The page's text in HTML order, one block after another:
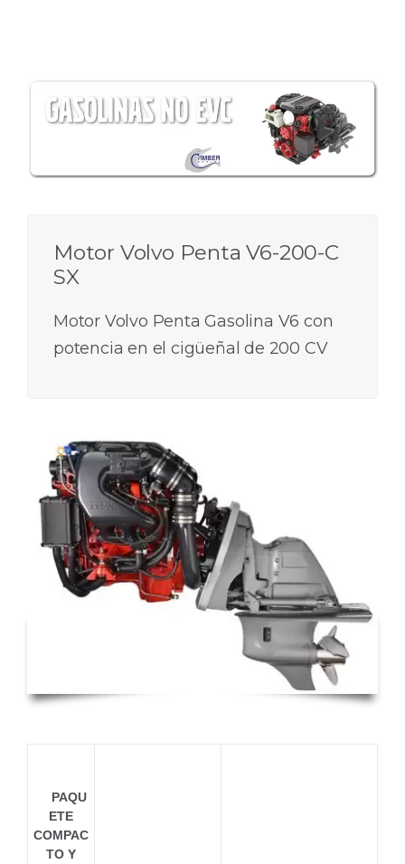
Motor Volvo Penta V6-200-C
SX
Motor Volvo Penta Gasolina V6 con
potencia en el cigüeñal de 200 CV
PAQU
ETE
COMPAC
TO Y